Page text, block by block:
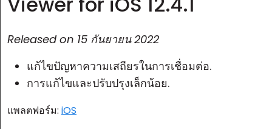
Released on 15 กันยายน 2022
แก้ไขปัญหาความเสถียรในการเชื่อมต่อ.
การแก้ไขและปรับปรุงเล็กน้อย.
แพลตฟอร์ม: iOS